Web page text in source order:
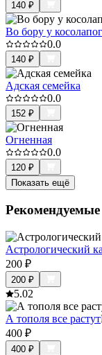
140 ₽
Во бору у
0.0
140 ₽
Адская семейка
0.0
152 ₽
Огненная
0.0
120 ₽
Показать ещё
Рекомендуемые
Астрологический
200 ₽
200 ₽
5.02
А тополя все растут
400 ₽
400 ₽